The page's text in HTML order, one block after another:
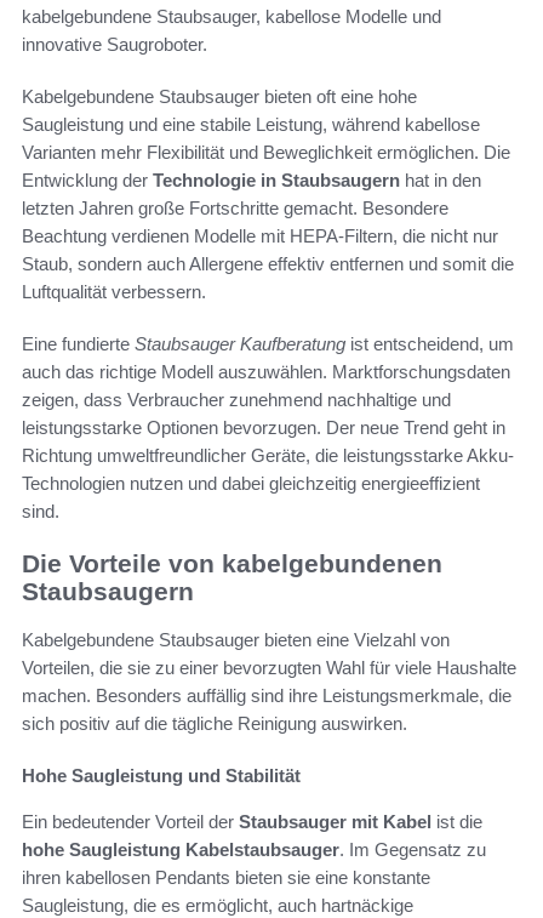
kabelgebundene Staubsauger, kabellose Modelle und
innovative Saugroboter.
Kabelgebundene Staubsauger bieten oft eine hohe
Saugleistung und eine stabile Leistung, während kabellose
Varianten mehr Flexibilität und Beweglichkeit ermöglichen. Die
Entwicklung der Technologie in Staubsaugern hat in den
letzten Jahren große Fortschritte gemacht. Besondere
Beachtung verdienen Modelle mit HEPA-Filtern, die nicht nur
Staub, sondern auch Allergene effektiv entfernen und somit die
Luftqualität verbessern.
Eine fundierte Staubsauger Kaufberatung ist entscheidend, um
auch das richtige Modell auszuwählen. Marktforschungsdaten
zeigen, dass Verbraucher zunehmend nachhaltige und
leistungsstarke Optionen bevorzugen. Der neue Trend geht in
Richtung umweltfreundlicher Geräte, die leistungsstarke Akku-
Technologien nutzen und dabei gleichzeitig energieeffizient
sind.
Die Vorteile von kabelgebundenen
Staubsaugern
Kabelgebundene Staubsauger bieten eine Vielzahl von
Vorteilen, die sie zu einer bevorzugten Wahl für viele Haushalte
machen. Besonders auffällig sind ihre Leistungsmerkmale, die
sich positiv auf die tägliche Reinigung auswirken.
Hohe Saugleistung und Stabilität
Ein bedeutender Vorteil der Staubsauger mit Kabel ist die
hohe Saugleistung Kabelstaubsauger. Im Gegensatz zu
ihren kabellosen Pendants bieten sie eine konstante
Saugleistung, die es ermöglicht, auch hartnäckige